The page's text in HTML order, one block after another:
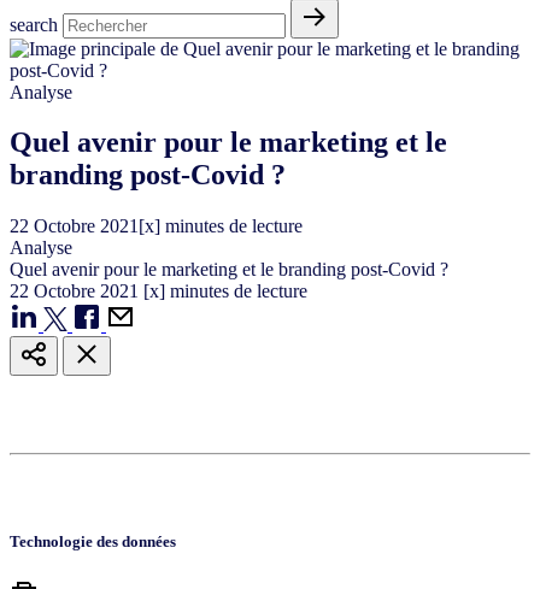
search
Analyse
Quel avenir pour le marketing et le
branding post-Covid ?
22 Octobre 2021 [x] minutes de lecture
Analyse
Quel avenir pour le marketing et le branding post-Covid ?
22 Octobre 2021 [x] minutes de lecture
Technologie des données